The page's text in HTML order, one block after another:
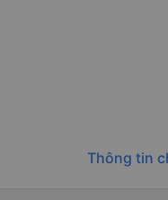
Thông tin